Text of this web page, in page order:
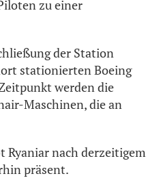
zu einer
der Station
stationierten Boeing
werden die
Maschinen, die an
Ryaniar nach derzeitigem
präsent.